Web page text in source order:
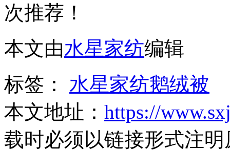
次推荐！
本文由水星家纺编辑
标签： 水星家纺鹅绒被
本文地址： https://
载时必须以链接形式注